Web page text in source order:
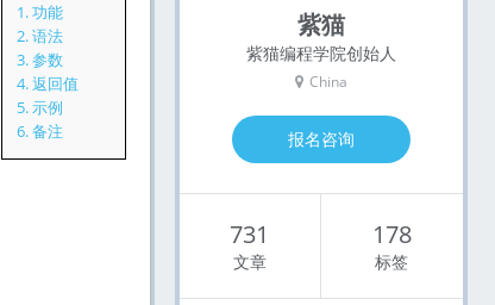
紫猫
紫猫编程学院创始人
China
报名咨询
731
文章
178
标签
1.功能
2.语法
3.参数
4.返回值
5.示例
6.备注